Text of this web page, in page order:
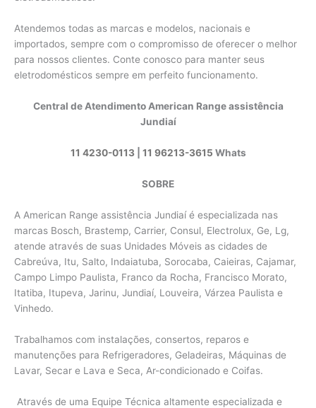
Atendemos todas as marcas e modelos, nacionais e
importados, sempre com o compromisso de oferecer o melhor
para nossos clientes. Conte conosco para manter seus
eletrodomésticos sempre em perfeito funcionamento.
Central de Atendimento American Range assistência
Jundiaí
11 4230-0113| 11 96213-3615 Whats
SOBRE
A American Range assistência Jundiaí é especializada nas
marcas Bosch, Brastemp, Carrier, Consul, Electrolux, Ge, Lg,
atende através de suas Unidades Móveis as cidades de
Cabreúva, Itu, Salto, Indaiatuba, Sorocaba, Caieiras, Cajamar,
Campo Limpo Paulista, Franco da Rocha, Francisco Morato,
Itatiba, Itupeva, Jarinu, Jundiaí, Louveira, Várzea Paulista e
Vinhedo.
Trabalhamos com instalações, consertos, reparos e
manutenções para Refrigeradores, Geladeiras, Máquinas de
Lavar, Secar e Lava e Seca, Ar-condicionado e Coifas.
Através de uma Equipe Técnica altamente especializada e